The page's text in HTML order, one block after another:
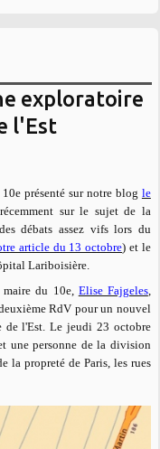
exploratoire
l'Est
présenté sur notre blog le
sur le sujet de la
débats assez vifs lors du
article du 13 octobre) et le
Lariboisière.
du 10e, Elise Fajgeles,
RdV pour un nouvel
de l'Est. Le jeudi 23 octobre
une personne de la division
la propreté de Paris, les rues